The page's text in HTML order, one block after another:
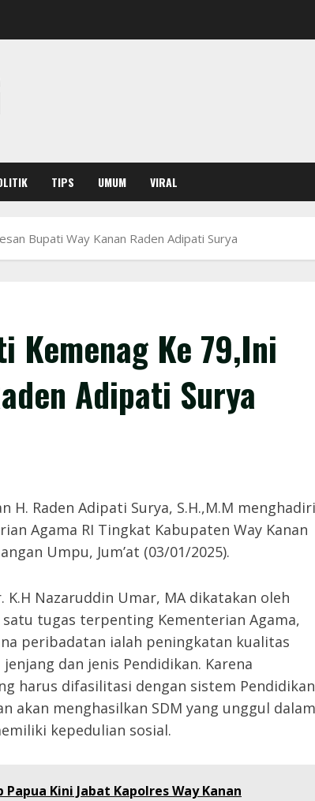
TIPS UMUM VIRAL
Bupati Way Kanan Raden Adipati Surya
Kemenag Ke 79,Ini
Adipati Surya
H. Raden Adipati Surya, S.H.,M.M menghadiri
Agama RI Tingkat Kabupaten Way Kanan
Umpu, Jum’at (03/01/2025).
Nazaruddin Umar, MA dikatakan oleh
tugas terpenting Kementerian Agama,
peribadatan ialah peningkatan kualitas
dan jenis Pendidikan. Karena
harus difasilitasi dengan sistem Pendidikan
akan menghasilkan SDM yang unggul dalam
kepedulian sosial.
Kini Jabat Kapolres Way Kanan